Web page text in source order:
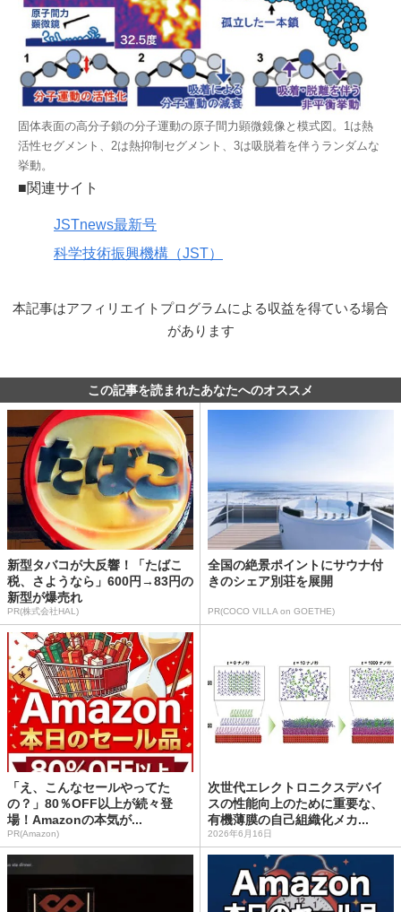
固体表面の高分子鎖の分子運動の原子間力顕微鏡像と模式図。1は熱
活性セグメント、2は熱抑制セグメント、3は吸脱着を伴うランダムな
挙動。
■関連サイト
JSTnews最新号
科学技術振興機構（JST）
本記事はアフィリエイトプログラムによる収益を得ている場合
があります
この記事を読まれたあなたへのオススメ
新型タバコが大反響！「たばこ
税、さようなら」600円→83円の
新型が爆売れ
PR(株式会社HAL)
全国の絶景ポイントにサウナ付
きのシェア別荘を展開
PR(COCO VILLA on GOETHE)
「え、こんなセールやってた
の？」80％OFF以上が続々登
場！Amazonの本気が...
PR(Amazon)
次世代エレクトロニクスデバイ
スの性能向上のために重要な、
有機薄膜の自己組織化メカ...
2026年6月16日